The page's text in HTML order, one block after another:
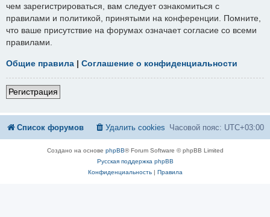
чем зарегистрироваться, вам следует ознакомиться с
правилами и политикой, принятыми на конференции. Помните,
что ваше присутствие на форумах означает согласие со всеми
правилами.
Общие правила | Соглашение о конфиденциальности
Регистрация
Список форумов Часовой пояс: UTC+03:00
Удалить cookies
Создано на основе phpBB® Forum Software © phpBB Limited
Русская поддержка phpBB
Конфиденциальность| Правила